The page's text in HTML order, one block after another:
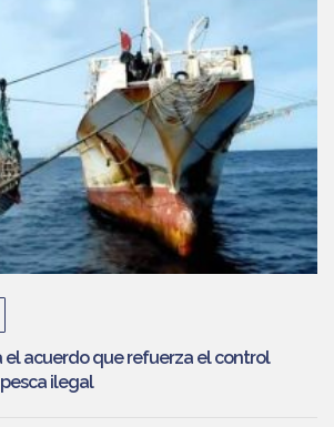
el acuerdo que refuerza el control
ilegal